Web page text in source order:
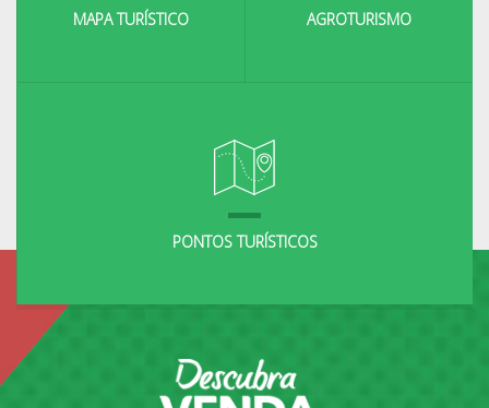
MAPA TURÍSTICO AGROTURISMO
PONTOS TURÍSTICOS